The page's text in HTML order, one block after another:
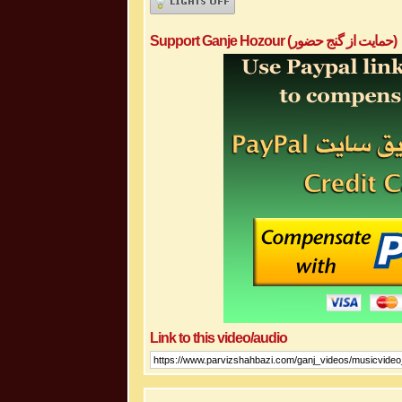
Support Ganje Hozour (حمایت از گنج حضور)
Link to this video/audio